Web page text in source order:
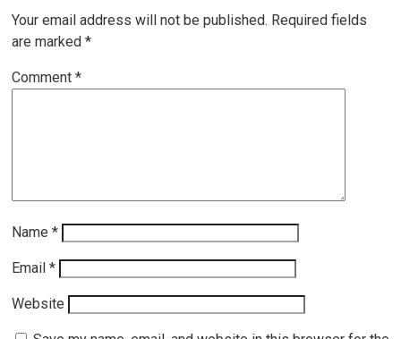
Your email address will not be published. Required fields
are marked *
Comment *
Name *
Email *
Website